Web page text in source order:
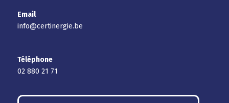
Email
info@certinergie.be
Téléphone
02 880 21 71